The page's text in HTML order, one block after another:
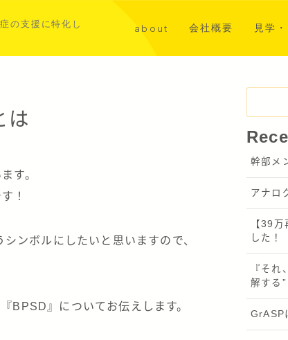
の支援に特化し
about 会社概要
共同事業募集
見学
は
す。
！
ンボルにしたいと思いますので、
BPSD』についてお伝えします。
幹部メ
アナロ
【39
した！
『そ
解する
GrASP